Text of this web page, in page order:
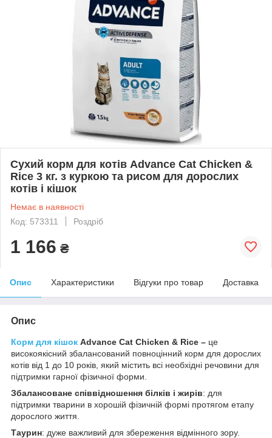
Сухий корм для котів Advance Cat Chicken &
Rice 3 кг. з куркою та рисом для дорослих
котів і кішок
Немає в наявності
Код: 573311
Роздріб
1 166 ₴
Опис Характеристики Відгуки про товар Доставка
Опис
Корм для кішок Advance Cat Chicken & Rice – це
високоякісний збалансований повноцінний корм для дорослих
котів від 1 до 10 років, який містить всі необхідні речовини для
підтримки гарної фізичної форми.
Збалансоване співвідношення білків і жирів: для
підтримки тварини в хорошій фізичній формі протягом етапу
дорослого життя.
Таурин: дуже важливий для збереження відмінного зору.